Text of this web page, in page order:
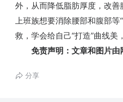
外，从而降低脂肪厚度，改
上班族想要消除腰部和腹部
救，学会给自己“打造”曲线美
免责声明：文章和图片
分享